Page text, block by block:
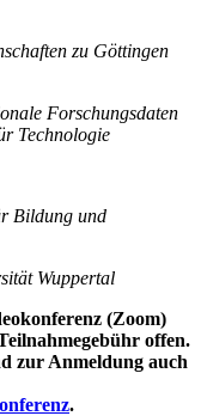
zu Göttingen
Forschungsdaten
Technologie
Bildung und
Wuppertal
(Zoom)
offen.
zur Anmeldung auch
.